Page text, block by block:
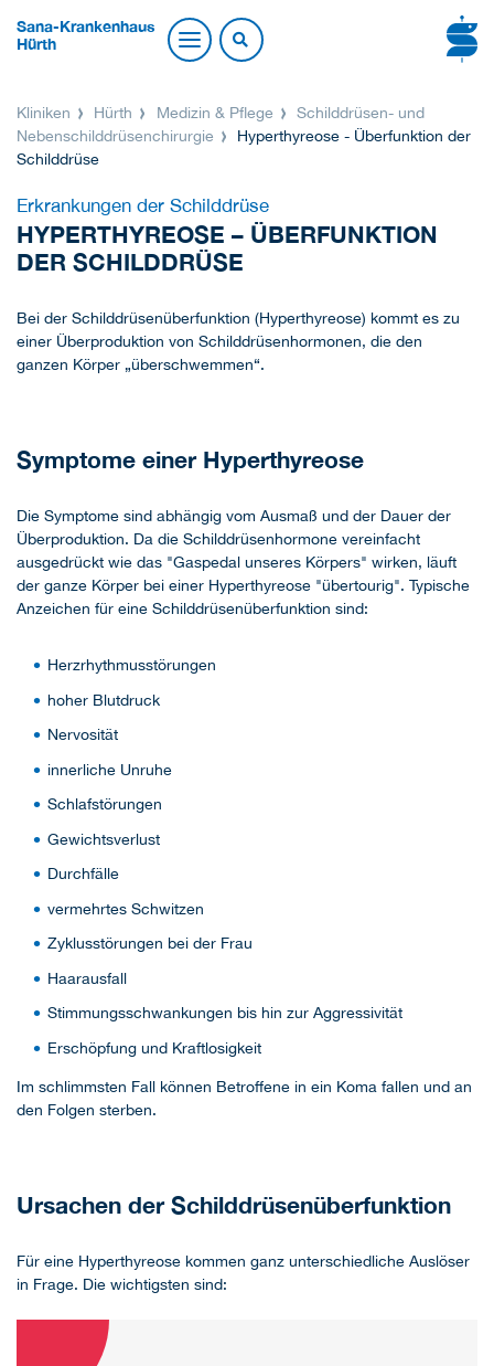
Sana-Krankenhaus
Hürth
Kliniken Hürth Medizin & Pflege
Schilddrüsen- und
Nebenschilddrüsenchirurgie
Hyperthyreose - Überfunktion der
Schilddrüse
Erkrankungen der Schilddrüse
HYPERTHYREOSE – ÜBERFUNKTION
DER SCHILDDRÜSE
Bei der Schilddrüsenüberfunktion (Hyperthyreose) kommt es zu
einer Überproduktion von Schilddrüsenhormonen, die den
ganzen Körper „überschwemmen“.
Symptome einer Hyperthyreose
Die Symptome sind abhängig vom Ausmaß und der Dauer der
Überproduktion. Da die Schilddrüsenhormone vereinfacht
ausgedrückt wie das "Gaspedal unseres Körpers" wirken, läuft
der ganze Körper bei einer Hyperthyreose "übertourig". Typische
Anzeichen für eine Schilddrüsenüberfunktion sind:
Herzrhythmusstörungen
hoher Blutdruck
Nervosität
innerliche Unruhe
Schlafstörungen
Gewichtsverlust
Durchfälle
vermehrtes Schwitzen
Zyklusstörungen bei der Frau
Haarausfall
Stimmungsschwankungen bis hin zur Aggressivität
Erschöpfung und Kraftlosigkeit
Im schlimmsten Fall können Betroffene in ein Koma fallen und an
den Folgen sterben.
Ursachen der Schilddrüsenüberfunktion
Für eine Hyperthyreose kommen ganz unterschiedliche Auslöser
in Frage. Die wichtigsten sind: